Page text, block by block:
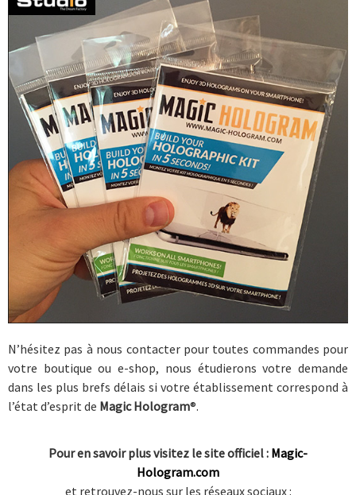
N’hésitez pas à nous contacter pour toutes commandes pour
votre boutique ou e-shop, nous étudierons votre demande
dans les plus brefs délais si votre établissement correspond à
l’état d’esprit de Magic Hologram®.
Pour en savoir plus visitez le site officiel : Magic-
Hologram.com
et retrouvez-nous sur les réseaux sociaux :